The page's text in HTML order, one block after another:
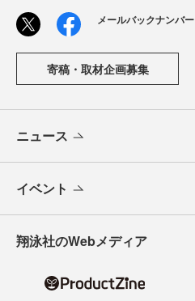
メールバックナンバー
寄稿・取材企画募集
ニュース
イベント
翔泳社のWebメディア